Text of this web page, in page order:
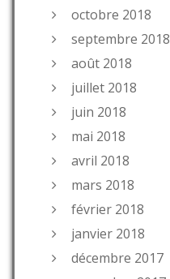
octobre 2018
septembre 2018
août 2018
juillet 2018
juin 2018
mai 2018
avril 2018
mars 2018
février 2018
janvier 2018
décembre 2017